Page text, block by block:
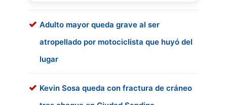
Adulto mayor queda grave al ser
atropellado por motociclista que huyó del
lugar
Kevin Sosa queda con fractura de cráneo